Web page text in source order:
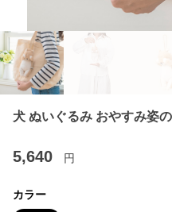
犬 ぬいぐるみ おやすみ姿
5,640 円
カラー